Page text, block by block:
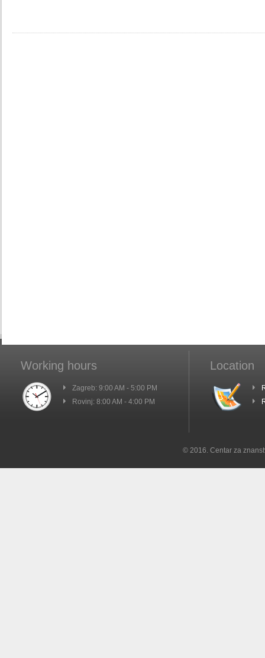
Working hours
Zagreb: 9:00 AM - 5:00 PM
Rovinj: 8:00 AM - 4:00 PM
Location
© 2016. Centar za